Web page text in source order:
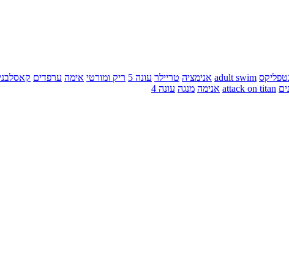
adult swim אנימציה טריילר עונה 5 ריק ומורטי אימה ערפדים
attack on titan אנימה מנגה עונה 4